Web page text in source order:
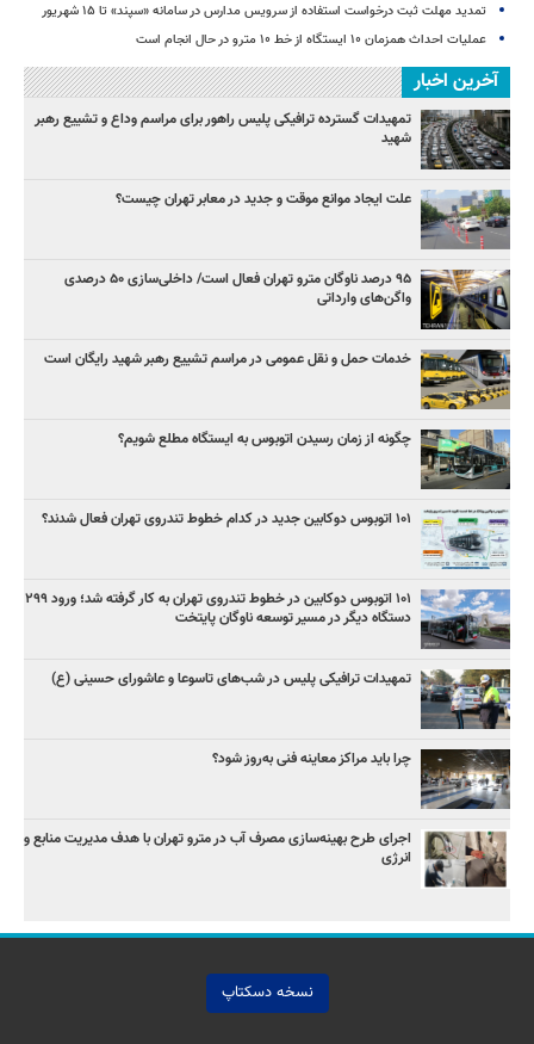
تمدید مهلت ثبت درخواست استفاده از سرویس مدارس در سامانه «سپند» تا ۱۵ شهریور
عملیات احداث همزمان ۱۰ ایستگاه از خط ۱۰ مترو در حال انجام است
آخرین اخبار
تمهیدات گسترده ترافیکی پلیس راهور برای مراسم وداع و تشییع رهبر
شهید
علت ایجاد موانع موقت و جدید در معابر تهران چیست؟
۹۵ درصد ناوگان مترو تهران فعال است/ داخلی‌سازی ۵۰ درصدی
واگن‌های وارداتی
خدمات حمل و نقل عمومی در مراسم تشییع رهبر شهید رایگان است
چگونه از زمان رسیدن اتوبوس به ایستگاه مطلع شویم؟
۱۰۱ اتوبوس دوکابین جدید در کدام خطوط تندروی تهران فعال شدند؟
۱۰۱ اتوبوس دوکابین در خطوط تندروی تهران به کار گرفته شد؛ ورود ۲۹۹
دستگاه دیگر در مسیر توسعه ناوگان پایتخت
تمهیدات ترافیکی پلیس در شب‌های تاسوعا و عاشورای حسینی (ع)
چرا باید مراکز معاینه فنی به‌روز شود؟
اجرای طرح بهینه‌سازی مصرف آب در مترو تهران با هدف مدیریت منابع و
انرژی
نسخه دسکتاپ